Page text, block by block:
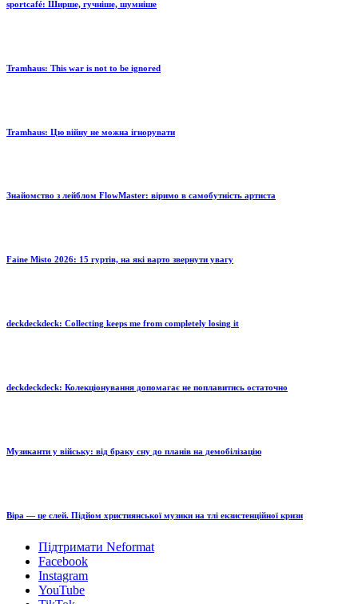
sportcafé: Ширше, гучніше, шумніше
Tramhaus: Тhis war is not to be ignored
Tramhaus: Цю війну не можна ігнорувати
Знайомство з лейблом FlowMaster: віримо в самобутність артиста
Faine Misto 2026: 15 гуртів, на які варто звернути увагу
deckdeckdeck: Collecting keeps me from completely losing it
deckdeckdeck: Колекціонування допомагає не поплавитись остаточно
Музиканти у війську: від браку сну до планів на демобілізацію
Віра — це слей. Підйом християнської музики на тлі екзистенційної кризи
Підтримати Neformat
Facebook
Instagram
YouTube